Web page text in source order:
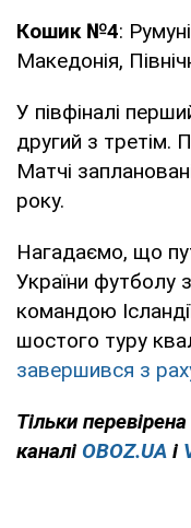
Кошик №4:
Македонія,
У півфіналі
другий з третім.
Матчі
року.
Нагадаємо, що
України футболу
командою
шостого туру
завершився з
Тільки
каналі OBOZ.UA і